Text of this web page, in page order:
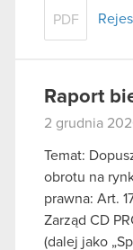
PDF
Raport
2 grudnia
Temat:
obrotu na
prawna: Art.
Zarząd CD
(dalej jako